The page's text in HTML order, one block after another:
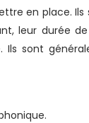
en place.
leur durée
sont